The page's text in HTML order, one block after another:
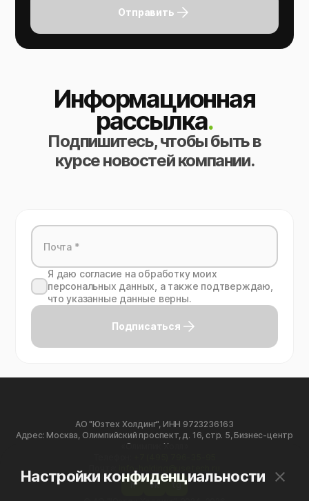
Отправить
Информационная
рассылка.
Подпишитесь, чтобы быть в
курсе новостей компании.
Я даю согласие на обработку моих
персональных данных, а также подтверждаю,
что указанные данные верны.
Подписаться
АО "Юзтех Холдинг", ИНН 9723236163
Адрес: Москва, Олимпийский проспект, д. 16, стр. 5, Бизнес-центр
«Олимпик Холл»
info-holding@usetech.ru
h
vk
tg
Настройки конфиденциальности